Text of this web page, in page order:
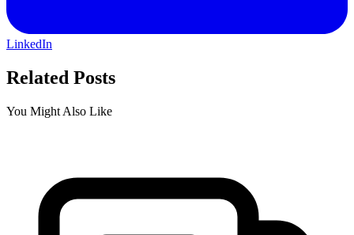
LinkedIn
Related Posts
You Might Also Like